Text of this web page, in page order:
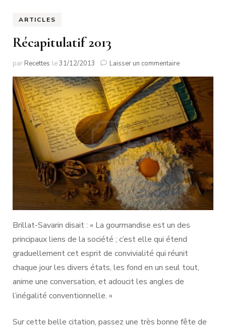
ARTICLES
Récapitulatif 2013
par Recettes le31/12/2013 Laisser un commentairesur
2013
Brillat-Savarin disait : « La gourmandise est un des
principaux liens de la société ; c’est elle qui étend
graduellement cet esprit de convivialité qui réunit
chaque jour les divers états, les fond en un seul tout,
anime une conversation, et adoucit les angles de
l’inégalité conventionnelle. »
Sur cette belle citation, passez une très bonne fête de